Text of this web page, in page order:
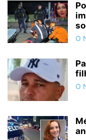
O
O